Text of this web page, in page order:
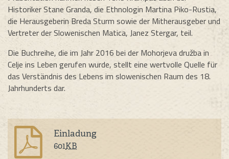
Historiker Stane Granda, die Ethnologin Martina Piko-Rustia,
die Herausgeberin Breda Sturm sowie der Mitherausgeber und
Vertreter der Slowenischen Matica, Janez Stergar, teil.
Die Buchreihe, die im Jahr 2016 bei der Mohorjeva družba in
Celje ins Leben gerufen wurde, stellt eine wertvolle Quelle für
das Verständnis des Lebens im slowenischen Raum des 18.
Jahrhunderts dar.
Einladung
601KB